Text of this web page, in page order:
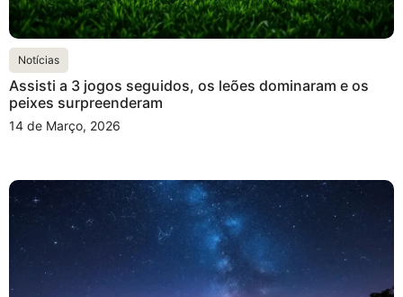
Notícias
Assisti a 3 jogos seguidos, os leões dominaram e os
peixes surpreenderam
14 de Março, 2026